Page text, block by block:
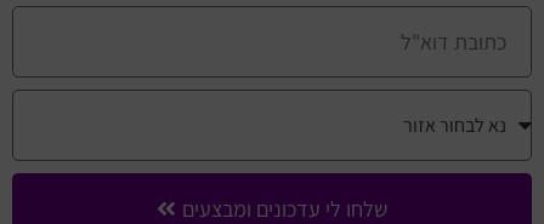
שלחו לי עדכונים ומבצעים